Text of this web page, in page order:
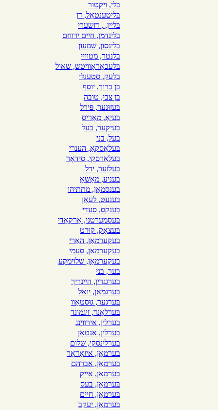
בלי, ויקטור
בּליטענטאַל, דן
בּליין, , דזשערי
בלינדמן, חיים ירוחם
בלינסון, שמעון
בלנטר, מטוויי
בּלעכאַראָוויטש, שאול
בלעק, סטענלי
בן ברוך, יוסף
בן צבי, טובה
בּעזוּנער, פּירל
בּעיאָ, מאָריס
בעיקער, בעל
בעל, בני
בּעלאַסקאָ, הענרי
בעלאַרסקי, סידאָר
בעלזער, ידל
בעניע, מאַשאַ
בענסמאַן, מתתיהו
בּענעט, לעאָן
בּענקס, סעדי
בּעסמערטני, אַרקאַדי
בּעצאַק, קוּרט
בעקערמאַן, האַרי
בּעקערמאַן, סעמי
בעקערמאַן, שלױמקע
בער, בני
בערגגרין, היינריך
בערגמאַן, יואל
בּערגער, גוּסטאַוו
בּערלאַנד, זיגמוּנד
בערלין, אירװינג
בערלין, אַנטאָן
בערלינסקי, שלום
בערמאַן, איזאַדאָר
בּערמאַן, אברהם
בּערמאַן, אַייק
בּערמאַן, בעס
בּערמאַן, חיים
בּערמאַן, יעקב